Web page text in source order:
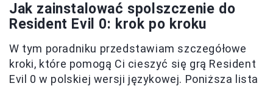
Jak zainstalować spolszczenie do
Resident Evil 0: krok po kroku
W tym poradniku przedstawiam szczegółowe
kroki, które pomogą Ci cieszyć się grą Resident
Evil 0 w polskiej wersji językowej. Poniższa lista